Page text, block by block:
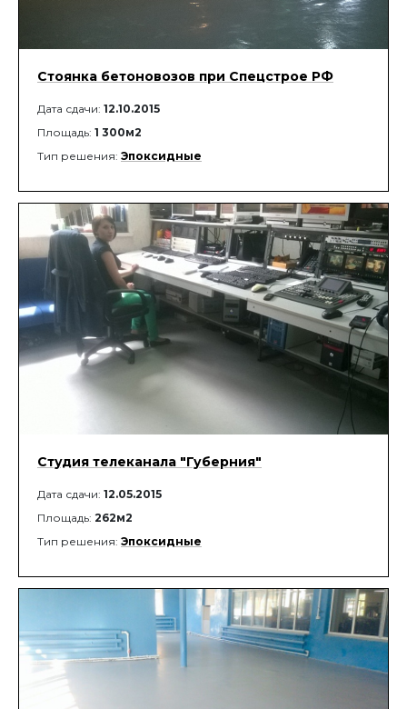
Стоянка бетоновозов при Спецстрое РФ
Дата сдачи: 12.10.2015
Площадь: 1 300м2
Тип решения: Эпоксидные
Студия телеканала "Губерния"
Дата сдачи: 12.05.2015
Площадь: 262м2
Тип решения: Эпоксидные